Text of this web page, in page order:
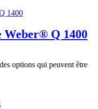
Weber® Q 1400
options qui peuvent être